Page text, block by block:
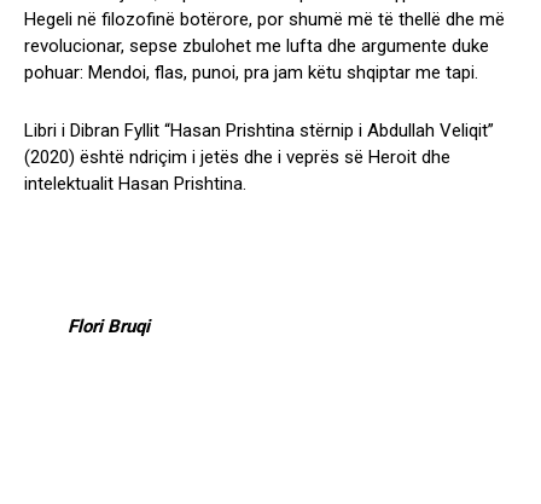
Hegeli në filozofinë botërore, por shumë më të thellë dhe më
revolucionar, sepse zbulohet me lufta dhe argumente duke
pohuar: Mendoi, flas, punoi, pra jam këtu shqiptar me tapi.
Libri i Dibran Fyllit “Hasan Prishtina stërnip i Abdullah Veliqit”
(2020) është ndriçim i jetës dhe i veprës së Heroit dhe
intelektualit Hasan Prishtina.
Flori Bruqi